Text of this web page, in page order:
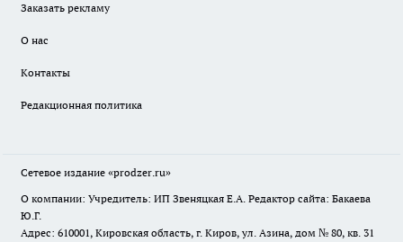
Заказать рекламу
О нас
Контакты
Редакционная политика
Сетевое издание «prodzer.ru»
О компании: Учредитель: ИП Звеняцкая Е.А. Редактор сайта: Бакаева
Ю.Г.
Адрес: 610001, Кировская область, г. Киров, ул. Азина, дом № 80, кв. 31